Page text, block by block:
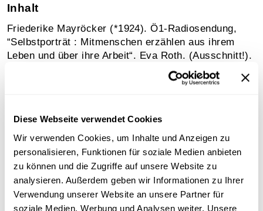
Diese Webseite verwendet Cookies
Wir verwenden Cookies, um Inhalte und Anzeigen zu
personalisieren, Funktionen für soziale Medien anbieten
zu können und die Zugriffe auf unsere Website zu
analysieren. Außerdem geben wir Informationen zu Ihrer
Verwendung unserer Website an unsere Partner für
soziale Medien, Werbung und Analysen weiter. Unsere
Inhalt
Friederike Mayröcker (*1924). Ö1-Radiosendung,
“Selbstporträt : Mitmenschen erzählen aus ihrem
Leben und über ihre Arbeit“. Eva Roth. (Ausschnitt!).
Sammlungszuordnung
Download